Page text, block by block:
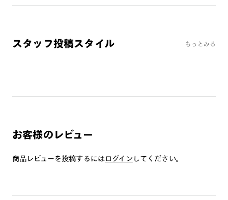
います。
・肌に合わない時は使用を中止して医師に相談して下さい。
スタッフ投稿スタイル もっとみる
お客様のレビュー
商品レビューを投稿するにはログイン してください。